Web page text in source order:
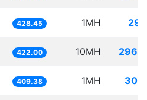
428.45 1MH
422.00 10MH
409.38 1MH